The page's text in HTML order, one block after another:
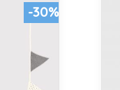
-30%